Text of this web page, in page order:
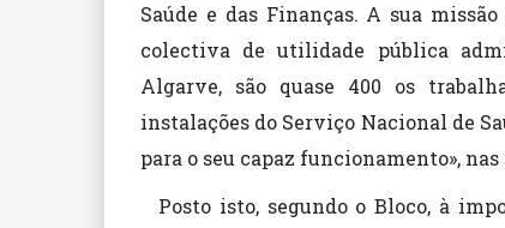
Saúde e das Finanças. A sua
colectiva de utilidade pública
Algarve, são quase 400 os
instalações do Serviço Nacional de
para o seu capaz funcionamento»,
Posto isto, segundo o Bloco, à